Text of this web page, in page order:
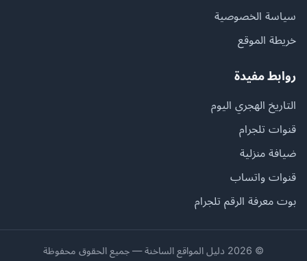
سياسة الخصوصية
خريطة الموقع
روابط مفيدة
التاريخ الهجري اليوم
قنوات تلجرام
ضيافة منزلية
قنوات واتساب
بوت معرفة الرقم تلجرام
© 2026 دليل المواقع الساخنة — جميع الحقوق محفوظة